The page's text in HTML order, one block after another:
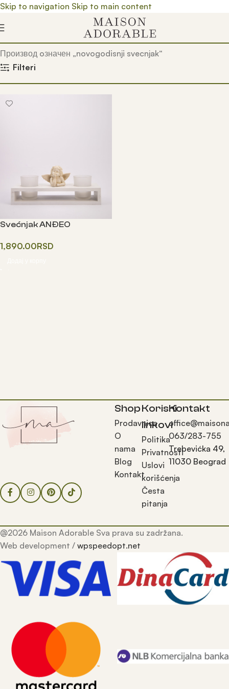
Skip to navigation Skip to main content
Почетна/ Prodavnica/
Производ oзначен „novogodisnji svecnjak“
Filteri
Svećnjak ANĐEO
1,890.00RSD
Shop
Prodavnica
O
nama
Blog
Kontakt
Korisni
linkovi
Politika
Privatnosti
Uslovi
korišćenja
Česta
pitanja
Kontakt
063/283-755
Trebevićka 49,
11030 Beograd
@2026 Maison Adorable Sva prava su zadržana.
Web development / wpspeedopt.net